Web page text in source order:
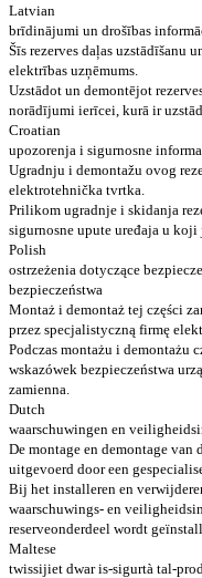
Latvian
brīdinājumi un drošības
Šīs rezerves daļas uzstādīšanu
elektrības uzņēmums.
Uzstādot un demontējot
norādījumi ierīcei, kurā ir
Croatian
upozorenja i sigurnosne
Ugradnju i demontažu ovog
elektrotehnička tvrtka.
Prilikom ugradnje i skidanja
sigurnosne upute uređaja u koji
Polish
ostrzeżenia dotyczące
bezpieczeństwa
Montaż i demontaż tej części
przez specjalistyczną firmę
Podczas montażu i demontażu
wskazówek bezpieczeństwa
zamienna.
Dutch
waarschuwingen en
De montage en demontage
uitgevoerd door een
Bij het installeren en
waarschuwings- en
reserveonderdeel wordt
Maltese
twissijiet dwar is-sigurtà tal-